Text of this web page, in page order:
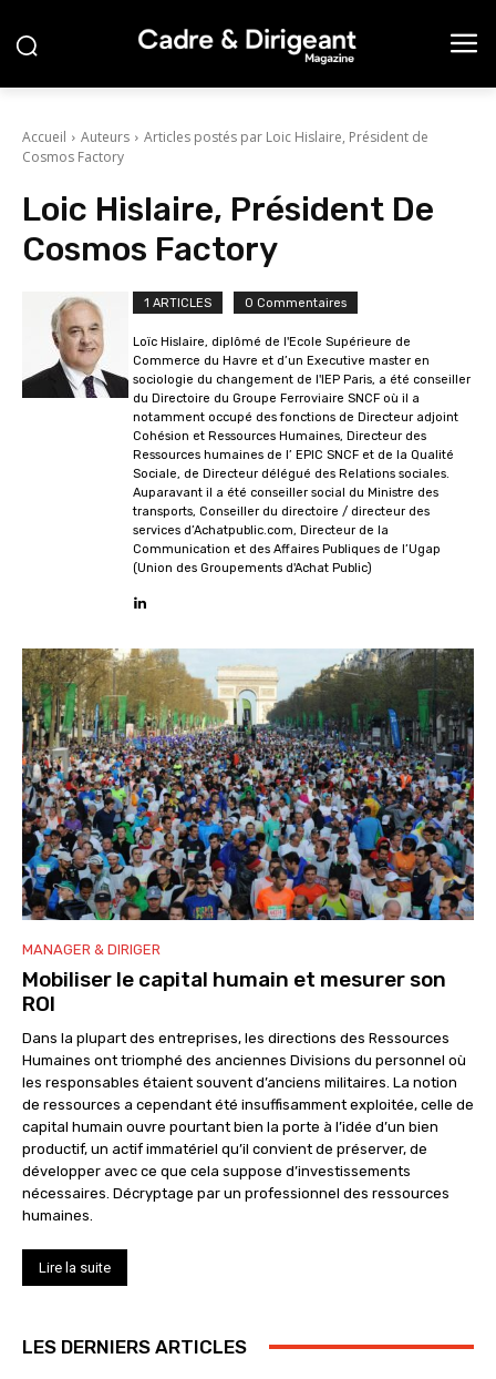
Accueil Auteurs
Articles postés par Loic Hislaire, Président de
Cosmos Factory
Loic Hislaire, Président De
Cosmos Factory
1 ARTICLES 0 Commentaires
Loïc Hislaire, diplômé de l'Ecole Supérieure de
Commerce du Havre et d’un Executive master en
sociologie du changement de l'IEP Paris, a été conseiller
du Directoire du Groupe Ferroviaire SNCF où il a
notamment occupé des fonctions de Directeur adjoint
Cohésion et Ressources Humaines, Directeur des
Ressources humaines de l’ EPIC SNCF et de la Qualité
Sociale, de Directeur délégué des Relations sociales.
Auparavant il a été conseiller social du Ministre des
transports, Conseiller du directoire / directeur des
services d’Achatpublic.com, Directeur de la
Communication et des Affaires Publiques de l’Ugap
(Union des Groupements d'Achat Public)
MANAGER & DIRIGER
Mobiliser le capital humain et mesurer son
ROI
Dans la plupart des entreprises, les directions des Ressources
Humaines ont triomphé des anciennes Divisions du personnel où
les responsables étaient souvent d’anciens militaires. La notion
de ressources a cependant été insuffisamment exploitée, celle de
capital humain ouvre pourtant bien la porte à l’idée d’un bien
productif, un actif immatériel qu’il convient de préserver, de
développer avec ce que cela suppose d’investissements
nécessaires. Décryptage par un professionnel des ressources
humaines.
Lire la suite
LES DERNIERS ARTICLES